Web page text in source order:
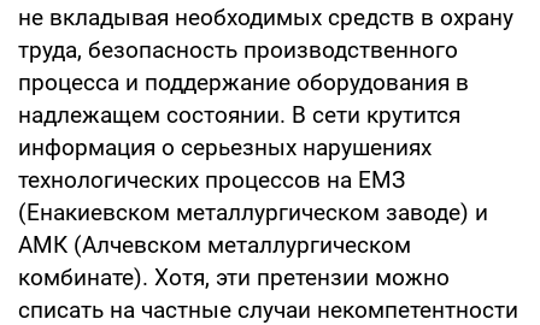
не вкладывая необходимых средств в охрану
труда, безопасность производственного
процесса и поддержание оборудования в
надлежащем состоянии. В сети крутится
информация о серьезных нарушениях
технологических процессов на ЕМЗ
(Енакиевском металлургическом заводе) и
АМК (Алчевском металлургическом
комбинате). Хотя, эти претензии можно
списать на частные случаи некомпетентности